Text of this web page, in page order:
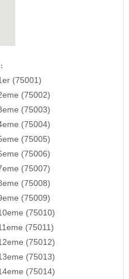
(75001)
(75002)
(75003)
(75004)
(75005)
(75006)
(75007)
(75008)
(75009)
(75010)
(75011)
(75012)
(75013)
(75014)